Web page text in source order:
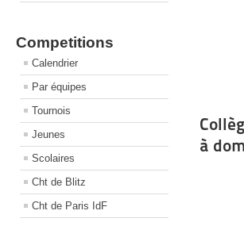
Competitions
Calendrier
Par équipes
Tournois
Jeunes
Scolaires
Cht de Blitz
Cht de Paris IdF
à